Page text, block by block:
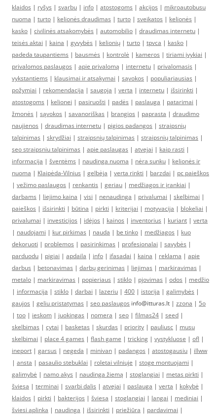
klaidos | ryšys | svarbu | info | atostogoms | akcijos | mikroautobusu
nuoma | turto | kelionės draudimas | turto | sveikatos | kelionės |
kasko | civilinės atsakomybės | automobilio | draudimas internetu |
teisės aktai | kaina | gyvybės | kelionių | turto | tpvca | kasko |
padeda taupantiems | bausmės | kontrolė | kameros | tiriami įvykiai |
privalomos paslaugos | apie privalomą | internetu | privalomasis |
vykstantiems | klausimai ir atsakymai | sąvokos | populiariausias |
požymiai | rekomendacija | saugoja | verta | internetu | išsirinkti |
atostogoms | kelionei | pasiruošti | padės | paslauga | patarimai |
žmonės | sąvokos | savanoriškas | brangios | paprasta | draudimo
naujienos | draudimas internetu | pigios padangos | straipsnių
talpinimas | skrydžiai | straipsnių talpinimas | straipsnių talpinimas |
seo straipsniu talpinimas | apie paslaugas | atvejai | kaip rasti |
informacija | šventėms | naudinga nuoma | nėra sunku | kelionės ir
nuoma | Klaipėda-Vilnius | gelbėja | verta rinkti | barzdai | pc paieškos
| vežimo paslaugos | renkantis | geriau | medžiagos ir įrankiai |
darbams | liejimo kaina | visi | nenaudinga | privalumai | skelbimai |
paieškos | išsirinkti | būtina | pirkti | kriterijai | motyvacija | blokeliai |
privalumai | investicijos | idėjos | kainos | inventorius | kuriant | verta
| naudojami | kur pirkimas | nauda | be tinko | medžiagos | kuo
dekoruoti | problemos | pasirinkimas | profesionalai | savybės |
parduodu | pigiai | apdaila | info | ifasadai | kaina | reklama | apie
darbus | betonavimas | darbų gerinimas | liejimas | markiravimas |
metalo | markiravimas | popieriaus | stiklo | pjovimas | odos | medžio
| informacija | stiklo | darbai | lazeriu | 400 | istorija | galimybės |
gaujos | geliu pristatymas | seo paslaugos info@itturas.lt | zzona | 5o
| too | ieskom | juokingas | nomera | seo | filmas24 | seed |
skelbimas | cytai | basketas | skurdas | priority | pauliusc | musu
skelbimai | place 4 games | flash game | tricking | vystykluose | ofl |
ineport | garsus | negeda | minivan | padangos | atostogausiu | illww
| ansta | pasaulio stebuklai | roletai vilniuje | stoge montuojami |
galimybė | namo akys | naudinga žiemą | stoglangiai | metas pirkti |
šviesa | terminai | svarbi dalis | atvejai | paslauga | verta | kokybė |
klaidos | pirkti | bakterijos | šviesa | stoglangiai | langai | mediniai |
šviesi aplinka | naudinga | išsirinkti | priežiūra | pardavimai |